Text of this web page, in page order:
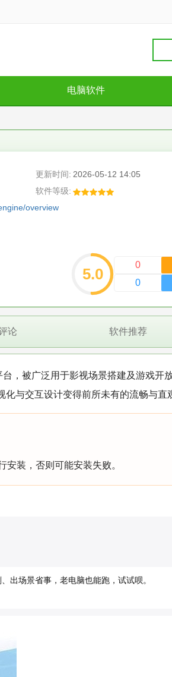
电脑软件
更新时间: 2026-05-12 14:05
软件等级:
overview
5.0
0
0
论 软件推荐
，被广泛用于影视场景搭建及游戏开
与交互设计变得前所未有的流畅与直
装，否则可能安装失败。
出场景省事，老电脑也能跑，试试呗。